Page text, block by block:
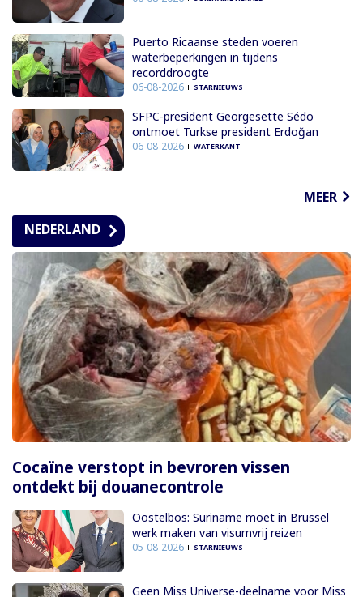
Puerto Ricaanse steden voeren
waterbeperkingen in tijdens
recorddroogte
06-08-2026 STARNIEUWS
SFPC-president Georgesette Sédo
ontmoet Turkse president Erdoğan
06-08-2026 WATERKANT
MEER
NEDERLAND
Cocaïne verstopt in bevroren vissen
ontdekt bij douanecontrole
Oostelbos: Suriname moet in Brussel
werk maken van visumvrij reizen
05-08-2026 STARNIEUWS
Geen Miss Universe-deelname voor Miss